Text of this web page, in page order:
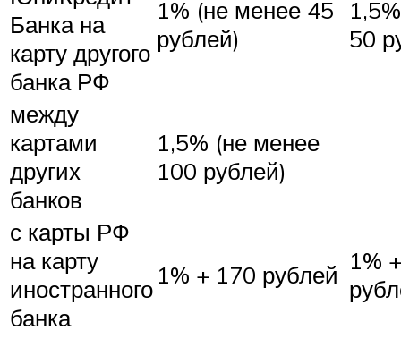
Банка на
карту другого
банка РФ
1% (не менее 45
рублей)
50
между
картами
других
банков
1,5% (не менее
100 рублей)
с карты РФ
на карту
иностранного
банка
1% + 170 рублей 1%